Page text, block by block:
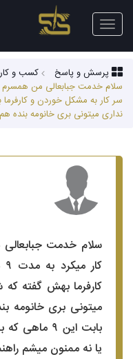
Toggle
navigation
پرسش و پاسخ
کسب‌ و کار
سر کار به مشکل خوردن و
نداری میتونی بری خانومه بنده
سلام خدمت
کارفرما بهش گفته
میتونی بری خانومه
بابت این ۹
یا نه ممنون میشم